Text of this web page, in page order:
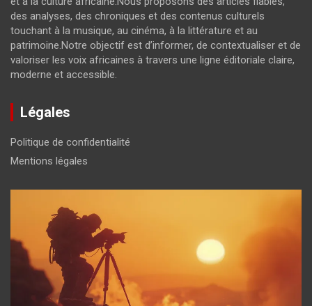
des analyses, des chroniques et des contenus culturels
touchant à la musique, au cinéma, à la littérature et au
patrimoine.Notre objectif est d’informer, de contextualiser et de
valoriser les voix africaines à travers une ligne éditoriale claire,
moderne et accessible.
Légales
Politique de confidentialité
Mentions légales